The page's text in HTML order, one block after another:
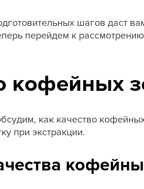
шагов даст
перейдем к
кофейных
как качество
при экстракции.